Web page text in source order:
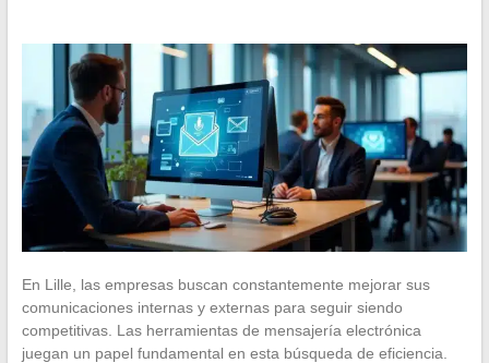
En Lille, las empresas buscan constantemente mejorar sus
comunicaciones internas y externas para seguir siendo
competitivas. Las herramientas de mensajería electrónica
juegan un papel fundamental en esta búsqueda de eficiencia.